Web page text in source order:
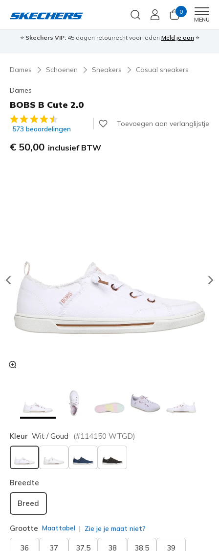
0
MENU
⭐ Skechers VIP:45 dagen retourrecht voor leden Meld je aan ⭐
Dames Schoenen Sneakers Casual sneakers
Dames
BOBS B Cute 2.0
3,1 van de 5 klantbeoordelingen
573 beoordelingen
Toevoegen aan verlanglijstje
€ 50,00 inclusief BTW
Kleur Wit / Goud (#114150 WTGD)
geselecteerd
Breedte
Breed
Grootte Maattabel Zie je je maat niet?
36 37 37.5 38 38.5 39